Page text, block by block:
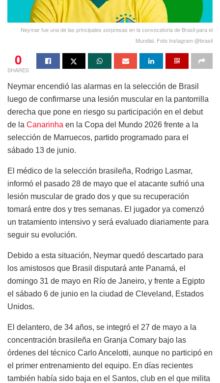
Neymar fue una de las principales sorpresas en la convocatoria de Brasil para el
Mundial. Foto Instagram @brasil
0
SHARES
Neymar encendió las alarmas en la selección de Brasil
luego de confirmarse una lesión muscular en la pantorrilla
derecha que pone en riesgo su participación en el debut
de la Canarinha en la Copa del Mundo 2026 frente a la
selección de Marruecos, partido programado para el
sábado 13 de junio.
El médico de la selección brasileña, Rodrigo Lasmar,
informó el pasado 28 de mayo que el atacante sufrió una
lesión muscular de grado dos y que su recuperación
tomará entre dos y tres semanas. El jugador ya comenzó
un tratamiento intensivo y será evaluado diariamente para
seguir su evolución.
Debido a esta situación, Neymar quedó descartado para
los amistosos que Brasil disputará ante Panamá, el
domingo 31 de mayo en Río de Janeiro, y frente a Egipto
el sábado 6 de junio en la ciudad de Cleveland, Estados
Unidos.
El delantero, de 34 años, se integró el 27 de mayo a la
concentración brasileña en Granja Comary bajo las
órdenes del técnico Carlo Ancelotti, aunque no participó en
el primer entrenamiento del equipo. En días recientes
también había sido baja en el Santos, club en el que milita